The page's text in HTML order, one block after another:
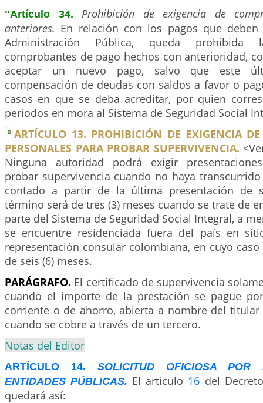
"Artículo 34.
Prohibición de exigencia de
anteriores. En relación con los pagos que deben
Administración Pública, queda prohibida
comprobantes de pago hechos con anterioridad,
aceptar un nuevo pago, salvo que este
compensación de deudas con saldos a favor o
casos en que se deba acreditar, por quien
períodos en mora al Sistema de Seguridad Social
ARTÍCULO 13. PROHIBICIÓN DE EXIGENCIA DE
PERSONALES PARA PROBAR SUPERVIVENCIA.
Ninguna autoridad podrá exigir
probar supervivencia cuando no haya
contado a partir de la última presentación de
término será de tres (3) meses cuando se trate de
parte del Sistema de Seguridad Social Integral, a
se encuentre residenciada fuera del país en
representación consular colombiana, en cuyo
de seis (6) meses.
PARÁGRAFO. El certificado de supervivencia
cuando el importe de la prestación se pague
corriente o de ahorro, abierta a nombre del
cuando se cobre a través de un tercero.
Notas del Editor
ARTÍCULO 14. SOLICITUD OFICIOSA
ENTIDADES PÚBLICAS. El artículo 16 del
quedará así: